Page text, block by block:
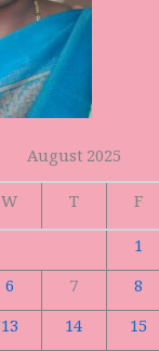
August 2025
W T F
1
6 7 8
13 14 15